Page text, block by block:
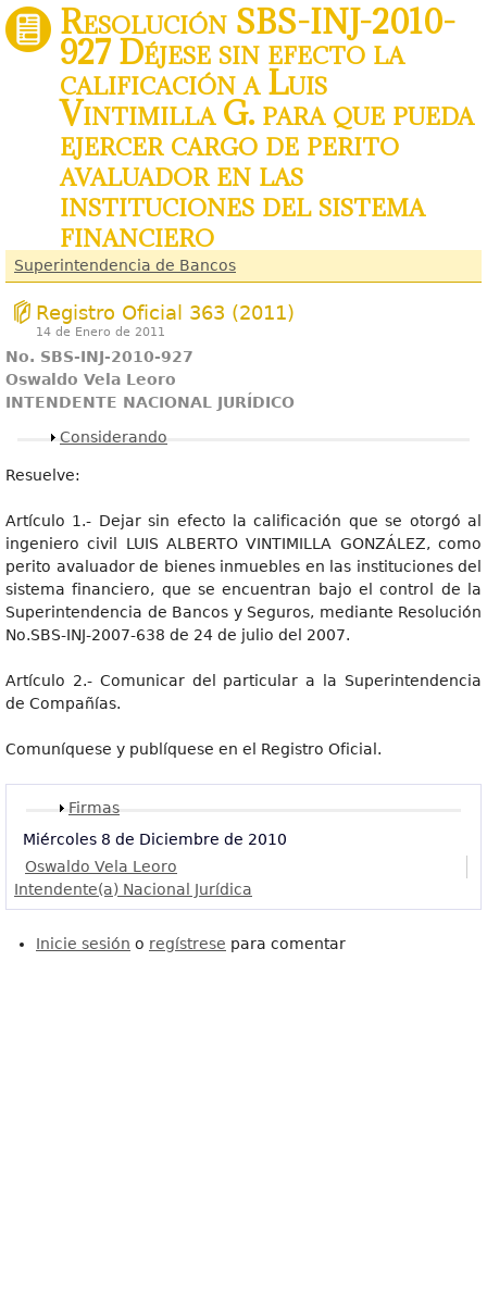
Resolución SBS-INJ-2010-
927 Déjese sin efecto la
calificación a Luis
Vintimilla G. para que pueda
ejercer cargo de perito
avaluador en las
instituciones del sistema
financiero
Superintendencia de Bancos
Registro Oficial 363 (2011)
14 de Enero de 2011
No. SBS-INJ-2010-927
Oswaldo Vela Leoro
INTENDENTE NACIONAL JURÍDICO
Mostrar
Considerando
Resuelve:
Artículo 1.- Dejar sin efecto la calificación que se otorgó al
ingeniero civil LUIS ALBERTO VINTIMILLA GONZÁLEZ, como
perito avaluador de bienes inmuebles en las instituciones del
sistema financiero, que se encuentran bajo el control de la
Superintendencia de Bancos y Seguros, mediante Resolución
No.SBS-INJ-2007-638 de 24 de julio del 2007.
Artículo 2.- Comunicar del particular a la Superintendencia
de Compañías.
Comuníquese y publíquese en el Registro Oficial.
Mostrar
Firmas
Miércoles 8 de Diciembre de 2010
Oswaldo Vela Leoro
Intendente(a) Nacional Jurídica
Inicie sesión o regístrese para comentar